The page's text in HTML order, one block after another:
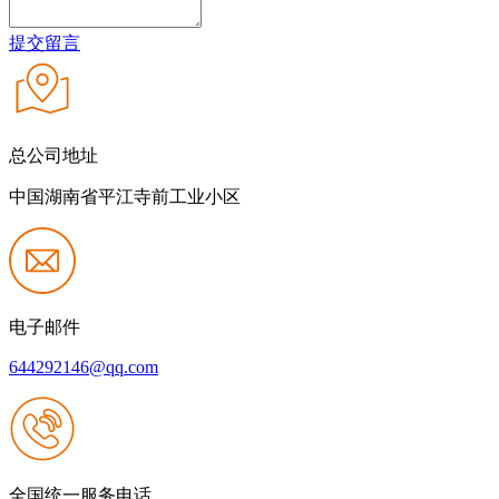
提交留言
总公司地址
中国湖南省平江寺前工业小区
电子邮件
644292146@qq.com